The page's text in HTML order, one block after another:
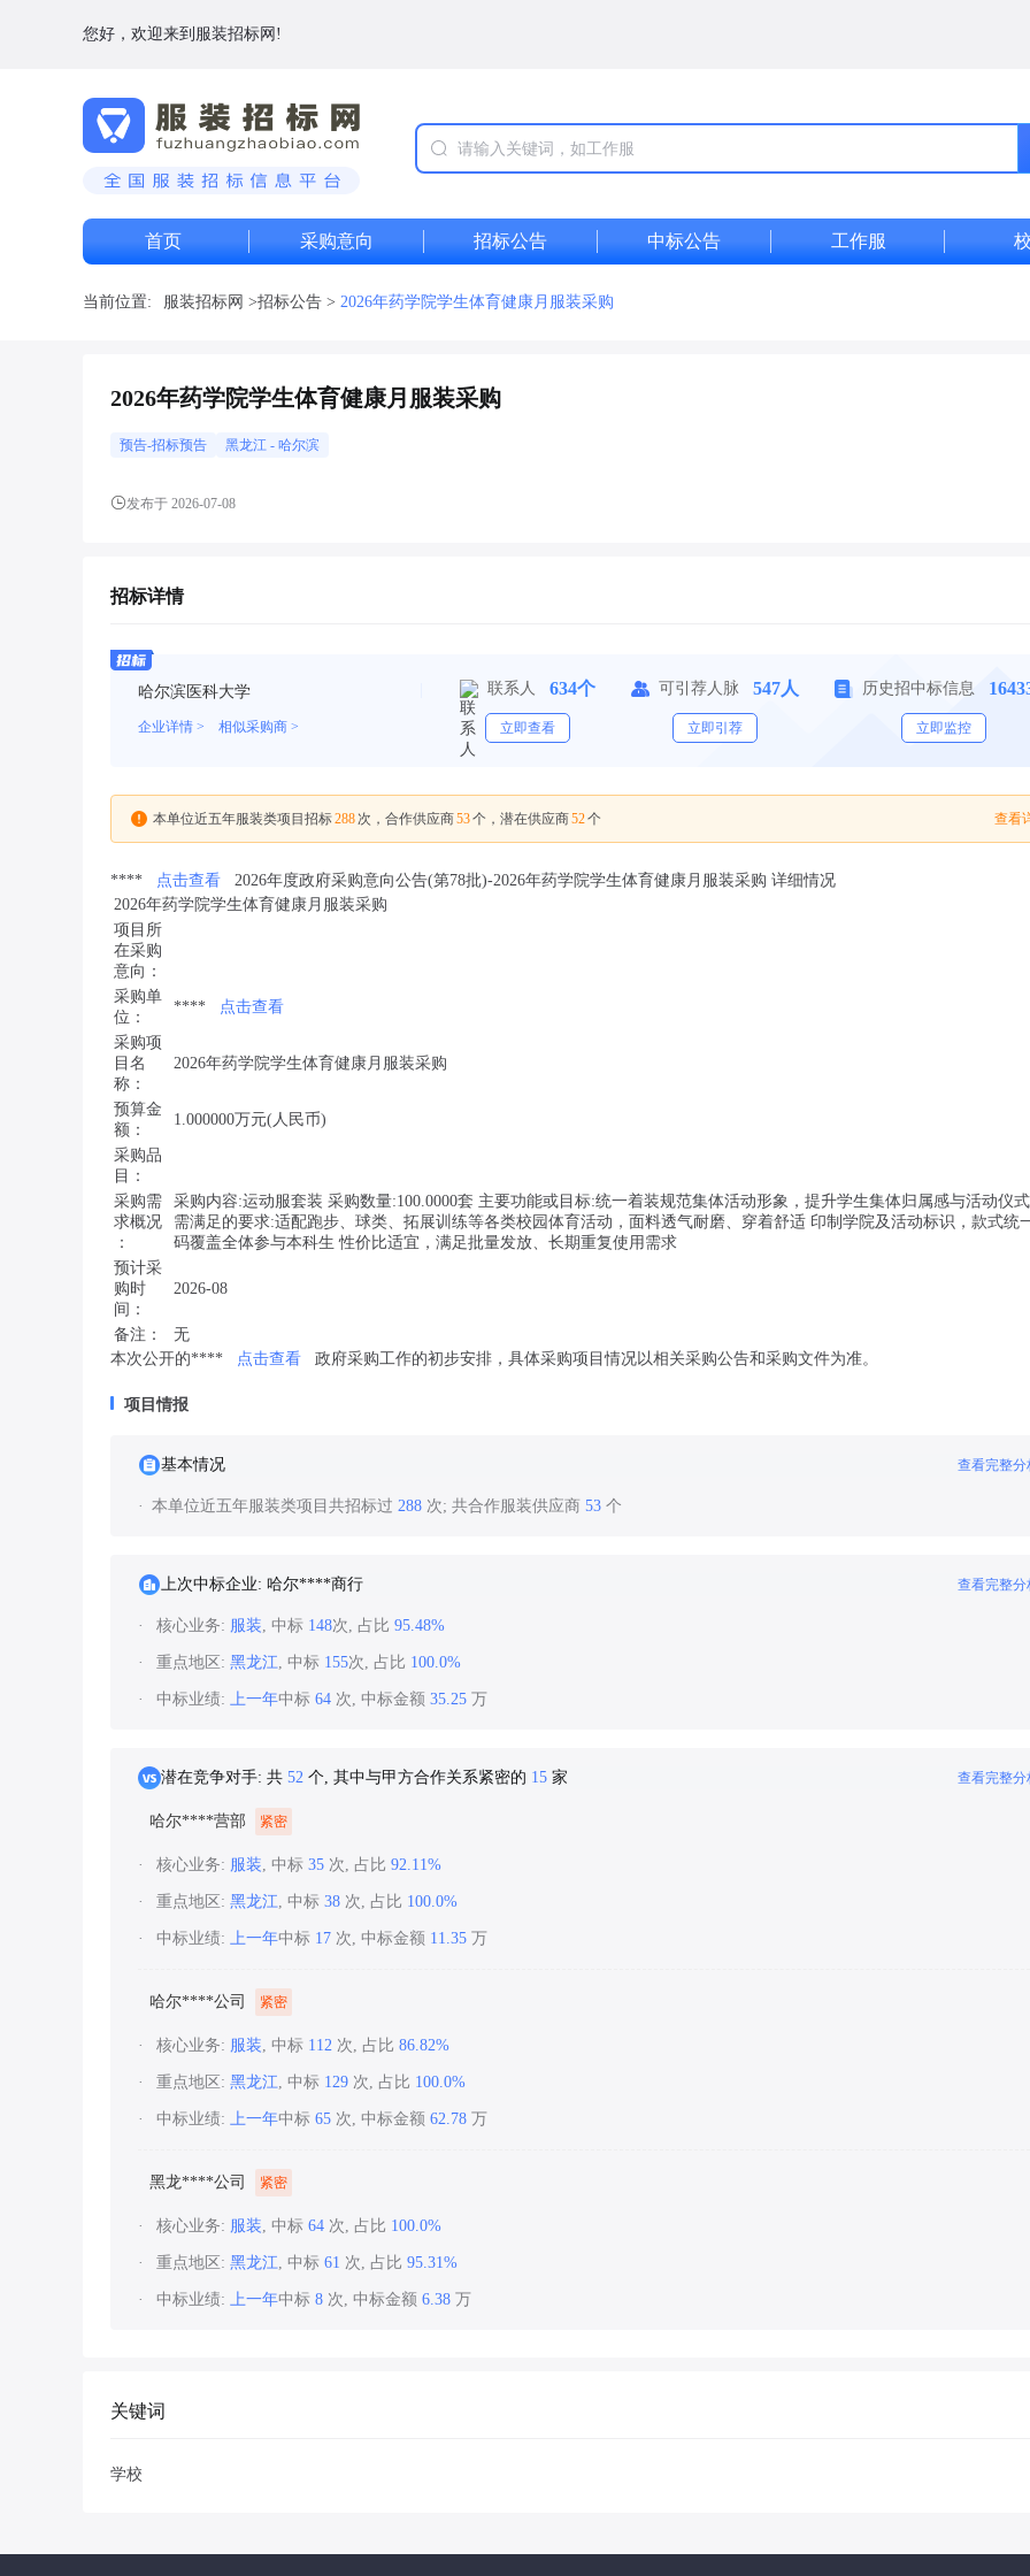
您好，欢迎来到服装招标网!
首页 采购意向 招标公告 中标公告 工作服
当前位置: 服装招标网 >招标公告 > 2026年药学院学生体育健康月服装采购
2026年药学院学生体育健康月服装采购
预告-招标预告 黑龙江 - 哈尔滨
发布于 2026-07-08
招标详情
哈尔滨医科大学
企业详情 > 相似采购商 >
联系人 634个
立即查看
可引荐人脉 547人
立即引荐
历史招中标信息
立即监控
本单位近五年服装类项目招标288 次，合作供应商53个，潜在供应商52个 查看
**** 点击查看
2026年度政府采购意向公告(第78批)-2026年药学院学生体育健康月服装采购 详细情况
2026年药学院学生体育健康月服装采购
项目所
在采购
意向：
采购单
位：
**** 点击查看
采购项
目名
称：
2026年药学院学生体育健康月服装采购
预算金
额：
1.000000万元(人民币)
采购品
目：
采购需
求概况
：
采购内容:运动服套装 采购数量:100.0000套 主要功能或目标:统一着装规范集体活动形象，提升学生集体归属感与活动仪
需满足的要求:适配跑步、球类、拓展训练等各类校园体育活动，面料透气耐磨、穿着舒适 印制学院及活动标识，款式统
码覆盖全体参与本科生 性价比适宜，满足批量发放、长期重复使用需求
预计采
购时
间：
2026-08
备注：
无
本次公开的****
点击查看 政府采购工作的初步安排，具体采购项目情况以相关采购公告和采购文件为准。
项目情报
基本情况 查看完整分
本单位近五年服装类项目共招标过 288 次; 共合作服装供应商 53 个
上次中标企业: 哈尔****商行 查看完整分
核心业务: 服装, 中标 148次, 占比 95.48%
重点地区: 黑龙江, 中标 155次, 占比 100.0%
中标业绩: 上一年中标 64 次, 中标金额 35.25 万
潜在竞争对手: 共 52 个, 其中与甲方合作关系紧密的 15 家 查看完整分
哈尔****营部 紧密
核心业务: 服装, 中标 35 次, 占比 92.11%
重点地区: 黑龙江, 中标 38 次, 占比 100.0%
中标业绩: 上一年中标 17 次, 中标金额 11.35 万
哈尔****公司 紧密
核心业务: 服装, 中标 112 次, 占比 86.82%
重点地区: 黑龙江, 中标 129 次, 占比 100.0%
中标业绩: 上一年中标 65 次, 中标金额 62.78 万
黑龙****公司 紧密
核心业务: 服装, 中标 64 次, 占比 100.0%
重点地区: 黑龙江, 中标 61 次, 占比 95.31%
中标业绩: 上一年中标 8 次, 中标金额 6.38 万
关键词
学校